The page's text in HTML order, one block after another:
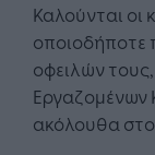
Καλούνται
οποιοδήποτε
οφειλών
ακόλουθα